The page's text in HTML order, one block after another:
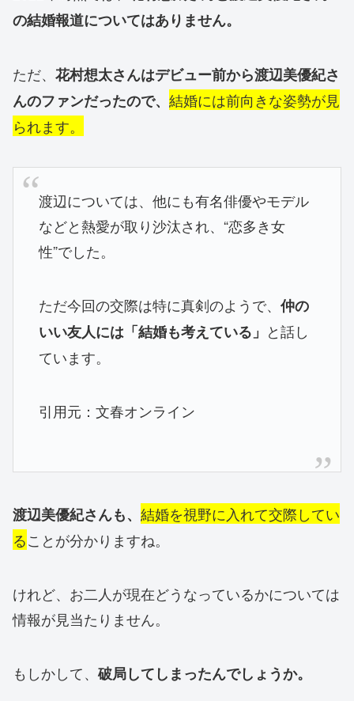
の結婚報道についてはありません。
ただ、 花村想太さんはデビュー前から渡辺美優紀さ
んのファンだったので、 結婚には前向きな姿勢が見
られます。
渡辺については、他にも有名俳優やモデル
などと熱愛が取り沙汰され、“恋多き女
性”でした。
ただ今回の交際は特に真剣のようで、仲の
いい友人には「結婚も考えている」 と話し
ています。
引用元：文春オンライン
渡辺美優紀さんも、 結婚を視野に入れて交際してい
ることが分かりますね。
けれど、お二人が現在どうなっているかについては
情報が見当たりません。
もしかして、 破局してしまったんでしょうか。